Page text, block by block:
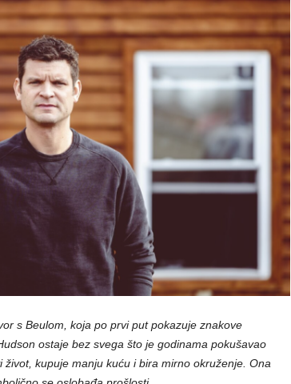
s Beulom, koja po prvi put pokazuje znakove
ostaje bez svega što je godinama pokušavao
kupuje manju kuću i bira mirno okruženje. Ona